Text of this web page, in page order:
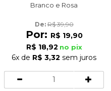
Branco e Rosa
De: R$ 39,90
Por: R$ 19,90
R$ 18,92 no pix
6x de R$ 3,32 sem juros